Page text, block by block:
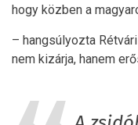
hogy közben a
– hangsúlyozta
nem kizárja, hanem